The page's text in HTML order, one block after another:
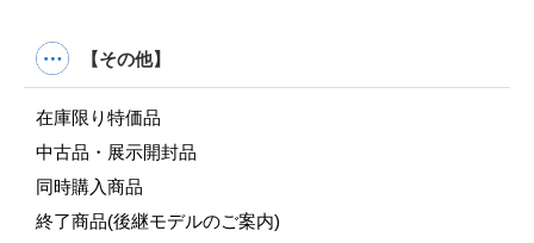
【その他】
在庫限り特価品
中古品・展示開封品
同時購入商品
終了商品(後継モデルのご案内)